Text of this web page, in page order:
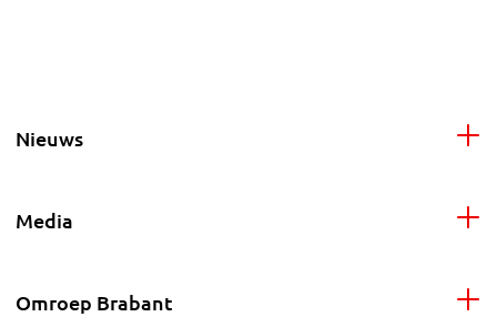
Nieuws
Media
Omroep Brabant